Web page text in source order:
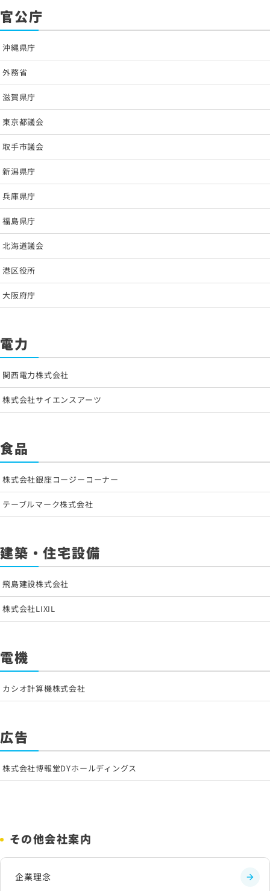
官公庁
沖縄県庁
外務省
滋賀県庁
東京都議会
取手市議会
新潟県庁
兵庫県庁
福島県庁
北海道議会
港区役所
大阪府庁
電力
関西電力株式会社
株式会社サイエンスアーツ
食品
株式会社銀座コージーコーナー
テーブルマーク株式会社
建築・住宅設備
飛島建設株式会社
株式会社LIXIL
電機
カシオ計算機株式会社
広告
株式会社博報堂DYホールディングス
その他会社案内
企業理念